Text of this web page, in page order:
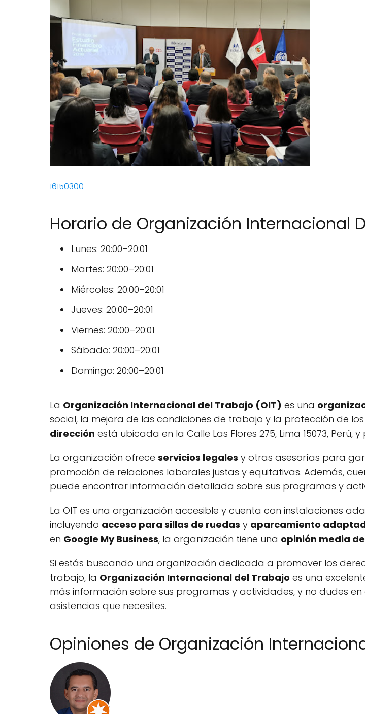
16150300
Horario de Organización Internacional
Lunes: 20:00–20:01
Martes: 20:00–20:01
Miércoles: 20:00–20:01
Jueves: 20:00–20:01
Viernes: 20:00–20:01
Sábado: 20:00–20:01
Domingo: 20:00–20:01
La Organización Internacional del Trabajo (OIT) es una
social, la mejora de las condiciones de trabajo y la protección de
dirección está ubicada en la Calle Las Flores 275, Lima 15073,
La organización ofrece servicios legales y otras asesorías para
promoción de relaciones laborales justas y equitativas. Además,
puede encontrar información detallada sobre sus programas y
La OIT es una organización accesible y cuenta con instalaciones
incluyendo acceso para sillas de ruedas y aparcamiento
en Google My Business, la organización tiene una opinión media
Si estás buscando una organización dedicada a promover los
trabajo, la Organización Internacional del Trabajo es una
más información sobre sus programas y actividades, y no dudes
asistencias que necesites.
Opiniones de Organización